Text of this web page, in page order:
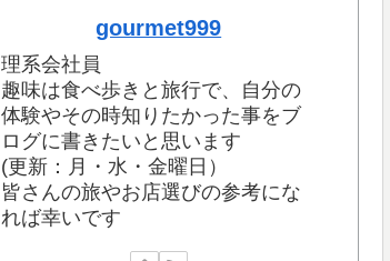
gourmet999
理系会社員
趣味は食べ歩きと旅行で、自分の
体験やその時知りたかった事をブ
ログに書きたいと思います
(更新：月・水・金曜日）
皆さんの旅やお店選びの参考にな
れば幸いです